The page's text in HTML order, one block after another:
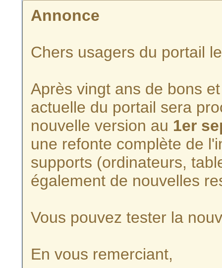
Annonce
Chers usagers du portail
Après vingt ans de bons
actuelle du portail sera
nouvelle version au 1er
une refonte complète de
supports (ordinateurs,
également de nouvelles
Vous pouvez tester la
En vous remerciant,